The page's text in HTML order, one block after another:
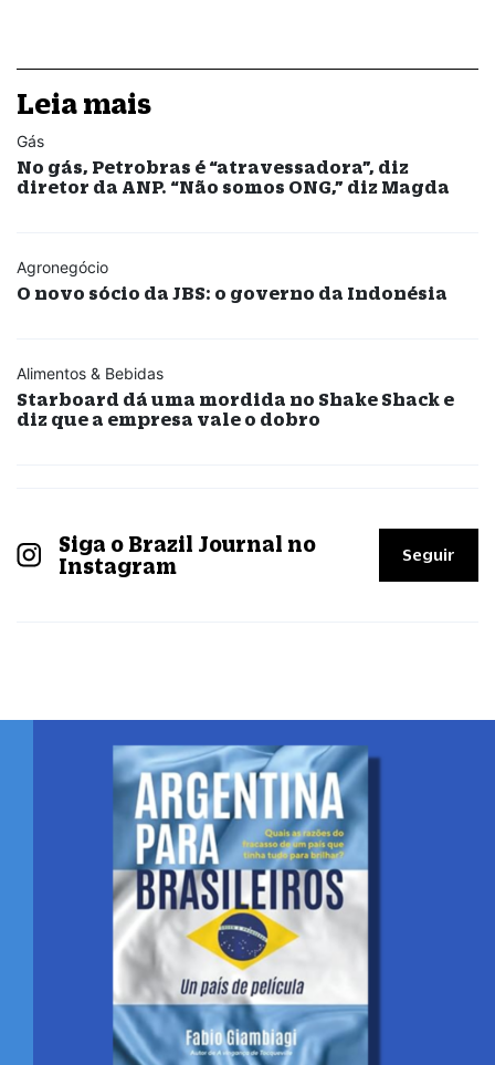
Leia mais
Gás
No gás, Petrobras é “atravessadora”, diz
diretor da ANP. “Não somos ONG,” diz Magda
Agronegócio
O novo sócio da JBS: o governo da Indonésia
Alimentos & Bebidas
Starboard dá uma mordida no Shake Shack e
diz que a empresa vale o dobro
Siga o Brazil Journal no
Instagram
Seguir